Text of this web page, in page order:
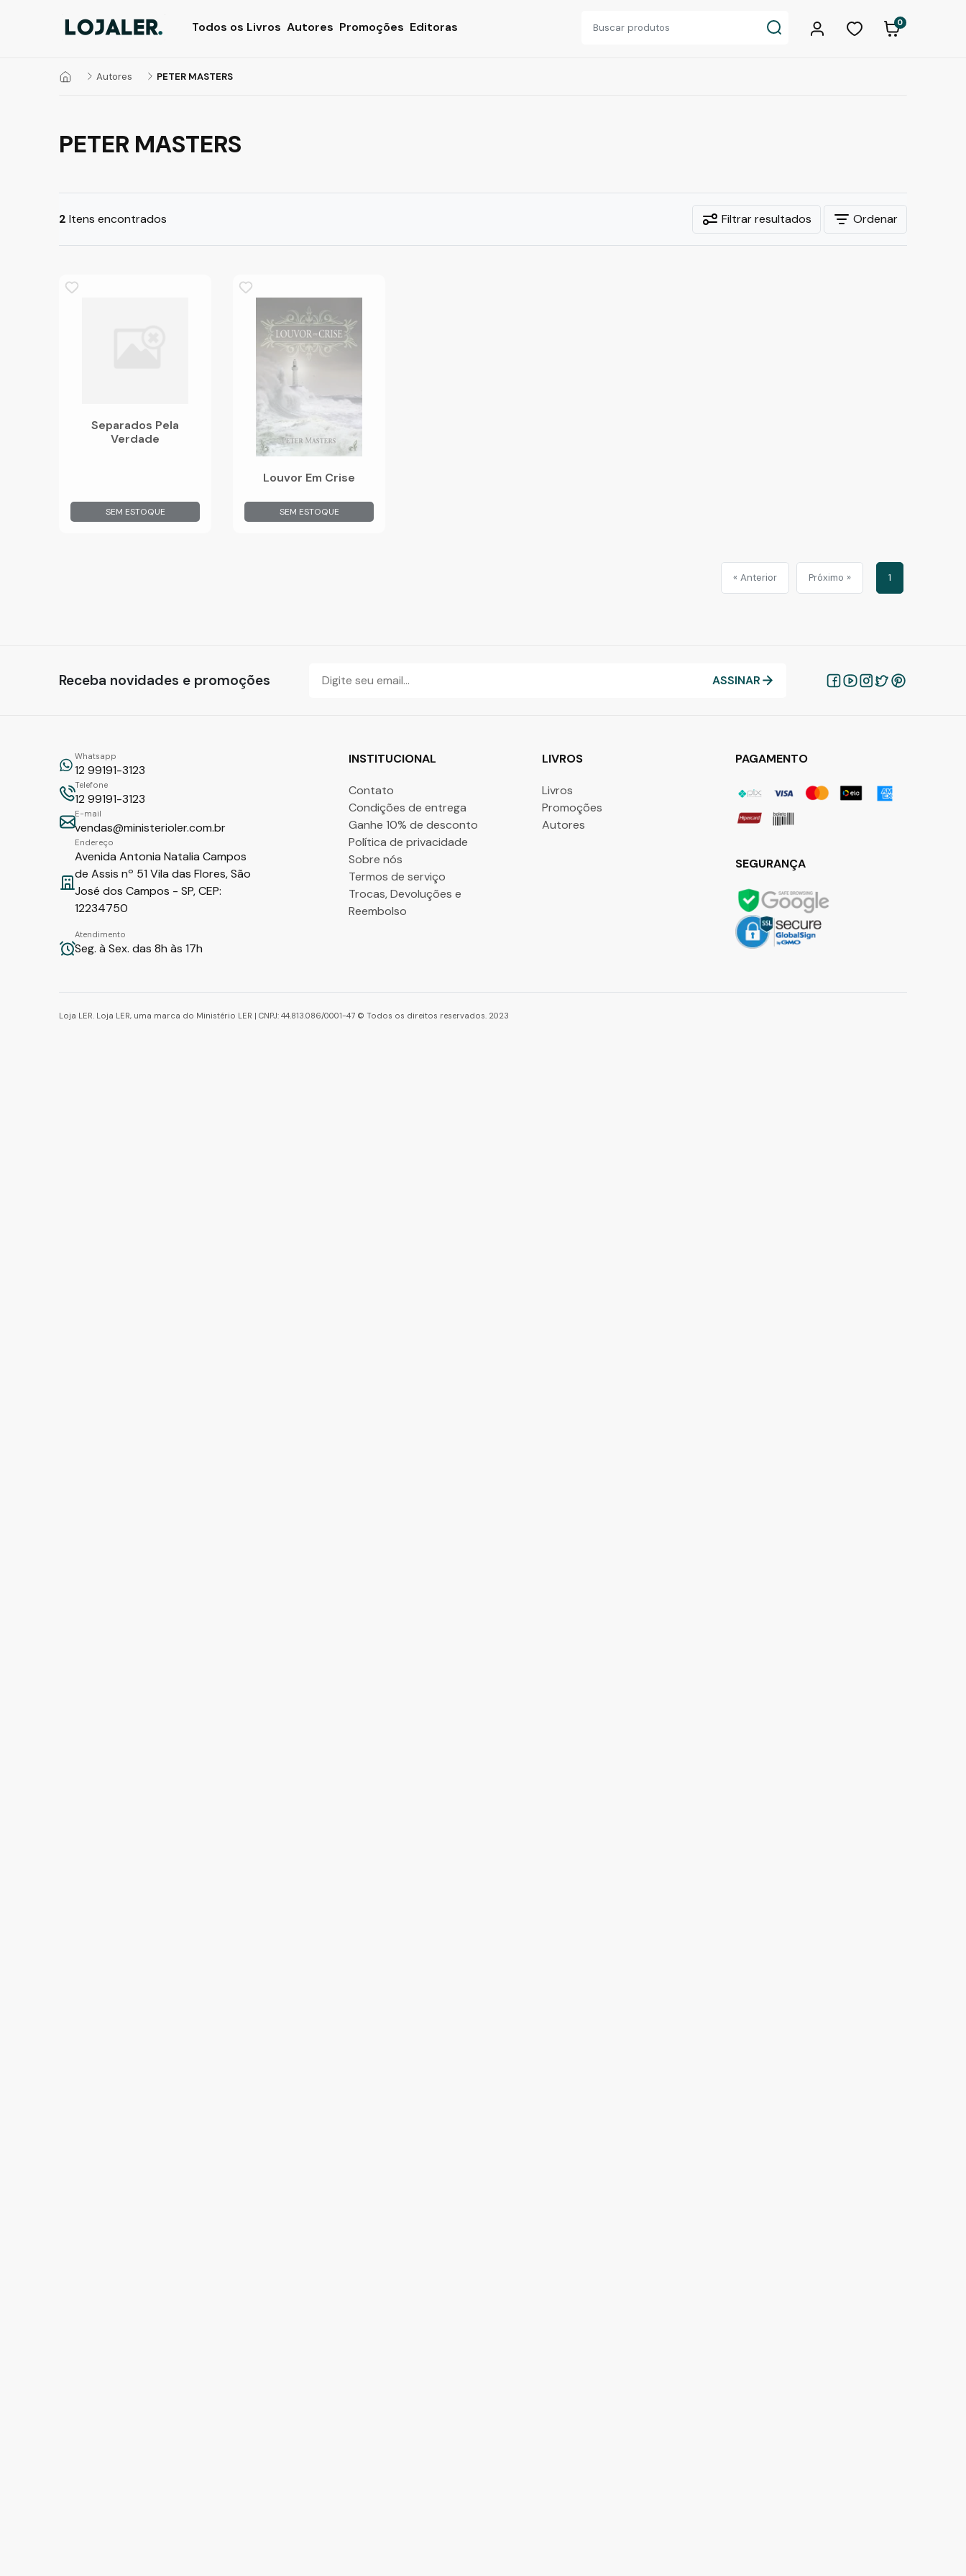
Todos os Livros Autores Promoções Editoras 0
Autores PETER MASTERS
PETER MASTERS
2 Itens encontrados Filtrar resultados Ordenar
Separados Pela
Verdade
SEM ESTOQUE
Louvor Em Crise
SEM ESTOQUE
« Anterior Próximo » 1
Receba novidades e promoções ASSINAR
Whatsapp
12 99191-3123
Telefone
12 99191-3123
E-mail
vendas@ministerioler.com.br
Endereço
Avenida Antonia Natalia Campos
de Assis nº 51 Vila das Flores, São
José dos Campos - SP, CEP:
12234750
Atendimento
Seg. à Sex. das 8h às 17h
INSTITUCIONAL
Contato
Condições de entrega
Ganhe 10% de desconto
Política de privacidade
Sobre nós
Termos de serviço
Trocas, Devoluções e
Reembolso
LIVROS
Livros
Promoções
Autores
PAGAMENTO
SEGURANÇA
Loja LER. Loja LER, uma marca do Ministério LER | CNPJ: 44.813.086/0001-47 © Todos os direitos reservados. 2023